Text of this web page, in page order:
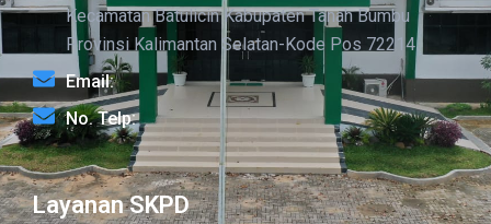
Kecamatan Batulicin Kabupaten Tanah Bumbu
Provinsi Kalimantan Selatan-Kode Pos 72214
Email:
No. Telp:
Layanan SKPD